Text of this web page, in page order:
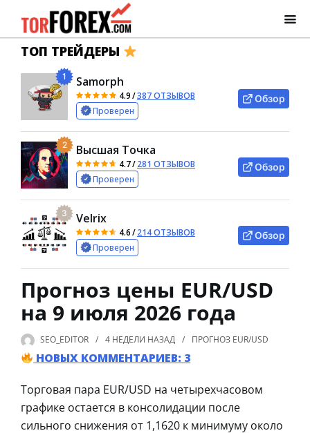
ТОП ТРЕЙДЕРЫ
1 Samorph
4.9/387 ОТЗЫВОВ
Проверен
Обзор
2 Высшая Точка
4.7/281 ОТЗЫВОВ
Проверен
Обзор
3 Velrix
4.6/214 ОТЗЫВОВ
Проверен
Обзор
Прогноз цены EUR/USD
на 9 июля 2026 года
SEO_EDITOR 4 НЕДЕЛИ НАЗАД ПРОГНОЗ EUR/USD
НОВЫХ КОММЕНТАРИЕВ: 3
Торговая пара EUR/USD на четырехчасовом
графике остается в консолидации после
сильного снижения от 1,1620 к минимуму около